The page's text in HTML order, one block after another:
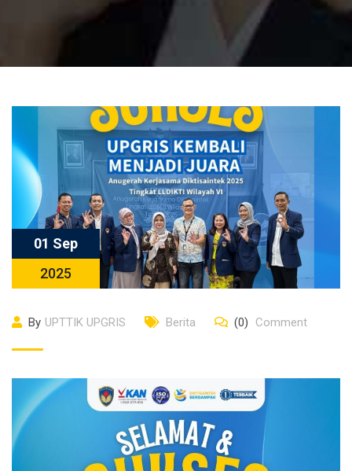
01 Sep
2025
By UPTTIK UPGRIS Berita (0) Comment